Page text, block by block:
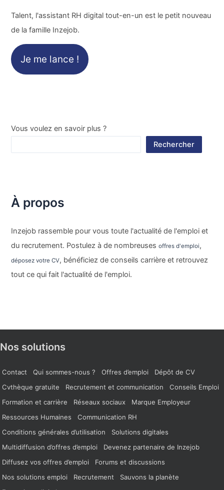
Talent, l'assistant RH digital tout-en-un est le petit nouveau
de la famille Inzejob.
Je me lance !
Vous voulez en savoir plus ?
Rechercher
À propos
Inzejob rassemble pour vous toute l'actualité de l'emploi et
du recrutement. Postulez à de nombreusesoffres d'emploi,
déposez votre CV, bénéficiez de conseils carrière et retrouvez
tout ce qui fait l'actualité de l'emploi.
Nos solutions
Contact Qui sommes-nous ? Offres d’emploi
Dépôt de CV
Cvthèque gratuite
Recrutement et communication
Conseils Emploi
Formation et carrière
Réseaux sociaux
Marque Employeur
Ressources Humaines
Communication RH
Conditions générales d’utilisation
Solutions digitales
Multidiffusion d’offres d’emploi
Devenez partenaire de Inzejob
Diffusez vos offres d’emploi
Forums et discussions
Nos solutions emploi
Recrutement
Sauvons la planète